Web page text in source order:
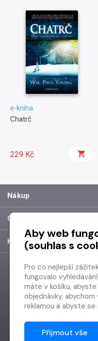
e-kniha
Chatrč
229 Kč
Nákup
O společnosti
Kontakt
Aby web
(souhlas s
Pro co nejlepší
fungovalo
máte v košíku,
objednávky,
reklamou a abyste se
Proto od vás
Přijmout vše